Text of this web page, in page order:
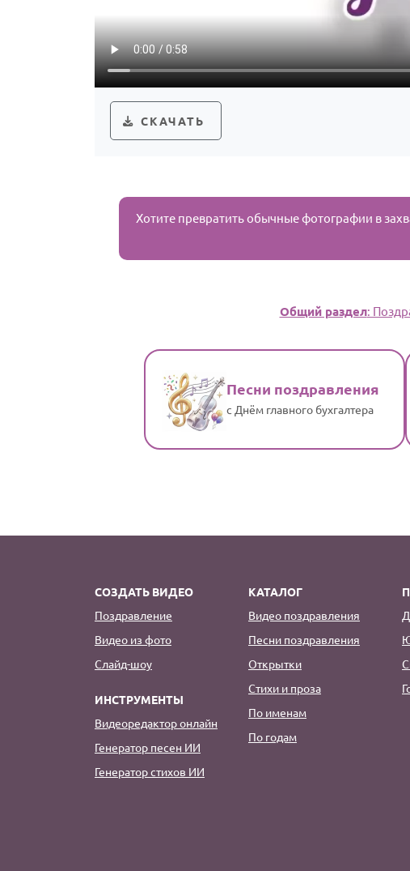
СКАЧАТЬ
Хотите превратить обычные фотографии в
Общий раздел:
Песни поздравления
с Днём главного бухгалтера
СОЗДАТЬ ВИДЕО
Поздравление
Видео из фото
Слайд-шоу
ИНСТРУМЕНТЫ
Видеоредактор онлайн
Генератор песен ИИ
Генератор стихов ИИ
КАТАЛОГ
Видео поздравления
Песни поздравления
Открытки
Стихи и проза
По именам
По годам